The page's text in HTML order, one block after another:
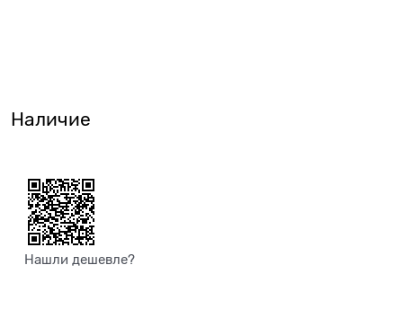
Наличие
Нашли дешевле?